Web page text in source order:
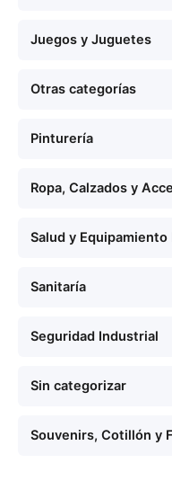
Juegos y Juguetes
Otras categorías
Pinturería
Ropa, Calzados y
Salud y Equipamiento
Sanitaría
Seguridad Industrial
Sin categorizar
Souvenirs, Cotillón y